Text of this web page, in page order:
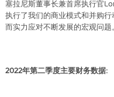
塞拉尼斯董事长兼首席执行官
执行了我们的商业模式和并购
而实力应对不断发展的宏观问题
2022年第二季度主要财务数据: